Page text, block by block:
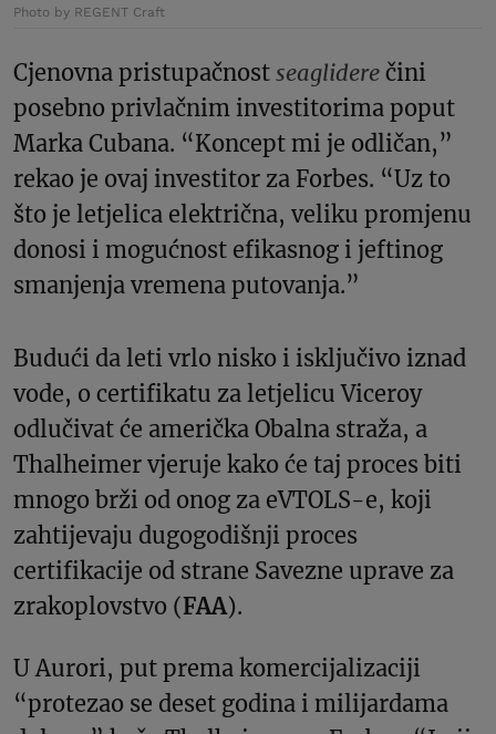
Photo by REGENT Craft
Cjenovna pristupačnost seaglidere čini
posebno privlačnim investitorima poput
Marka Cubana. “Koncept mi je odličan,”
rekao je ovaj investitor za Forbes. “Uz to
što je letjelica električna, veliku promjenu
donosi i mogućnost efikasnog i jeftinog
smanjenja vremena putovanja.”
Budući da leti vrlo nisko i isključivo iznad
vode, o certifikatu za letjelicu Viceroy
odlučivat će američka Obalna straža, a
Thalheimer vjeruje kako će taj proces biti
mnogo brži od onog za eVTOLS-e, koji
zahtijevaju dugogodišnji proces
certifikacije od strane Savezne uprave za
zrakoplovstvo (FAA).
U Aurori, put prema komercijalizaciji
“protezao se deset godina i milijardama